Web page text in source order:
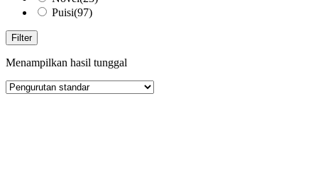
Puisi(97)
Filter
Menampilkan hasil tunggal